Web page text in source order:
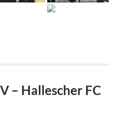
– Hallescher FC